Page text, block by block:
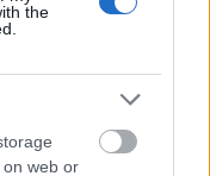
the
web or
δεδομένα
έκδοση των
μπορεί να